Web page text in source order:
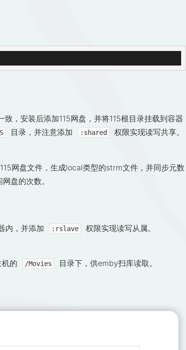
，安装后添加115网盘，并将115根目录挂载到容器
目录，并注意添加 :shared 权限实现读写共享。
网盘文件，生成local类型的strm文件，并同步元数
盘的次数。
内，并添加 :rslave 权限实现读写从属。
的 /Movies 目录下，供emby扫库读取。